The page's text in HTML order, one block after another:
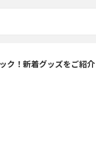
ク！新着グッズをご紹介